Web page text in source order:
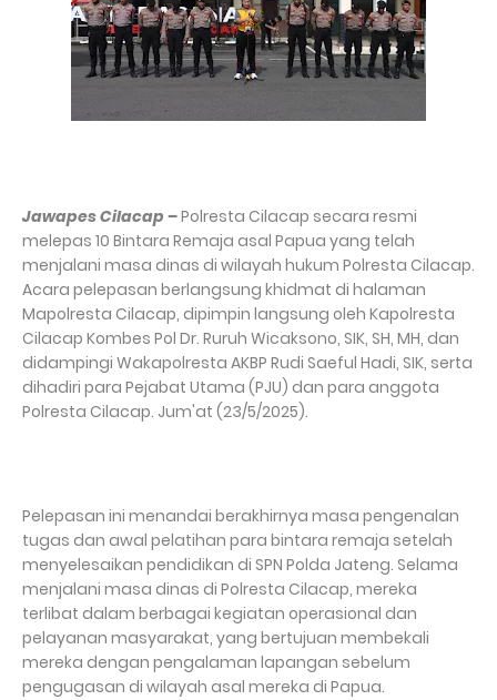
Jawapes Cilacap –Polresta Cilacap secara resmi
melepas 10 Bintara Remaja asal Papua yang telah
menjalani masa dinas di wilayah hukum Polresta Cilacap.
Acara pelepasan berlangsung khidmat di halaman
Mapolresta Cilacap, dipimpin langsung oleh Kapolresta
Cilacap Kombes Pol Dr. Ruruh Wicaksono, SIK, SH, MH, dan
didampingi Wakapolresta AKBP Rudi Saeful Hadi, SIK, serta
dihadiri para Pejabat Utama (PJU) dan para anggota
Polresta Cilacap. Jum'at (23/5/2025).
Pelepasan ini menandai berakhirnya masa pengenalan
tugas dan awal pelatihan para bintara remaja setelah
menyelesaikan pendidikan di SPN Polda Jateng. Selama
menjalani masa dinas di Polresta Cilacap, mereka
terlibat dalam berbagai kegiatan operasional dan
pelayanan masyarakat, yang bertujuan membekali
mereka dengan pengalaman lapangan sebelum
pengugasan di wilayah asal mereka di Papua.